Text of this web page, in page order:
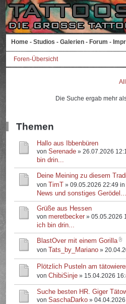
Home - Studios - Galerien - Forum -
Foren-Übersicht
Die Suche ergab mehr
Themen
Hallo aus Ibbenbüren
vonSerenade » 26.07.2026
bin drin...
Deine Meining zu diesem
von TimT » 09.05.2026 22:49
News und sonstiges Gerödel...
Grüße aus Hessen
vonmeretbecker » 05.05.2026
ich bin drin...
BlastOver mit einem Gorilla
von Tats_by_Mariano »
Plötzlich Pusteln am
vonChibiSinje » 15.04.2026
Suche besten HR. Giger
vonSaschaDarko »